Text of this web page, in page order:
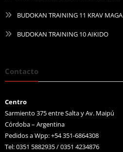
BUDOKAN TRAINING 11 KRAV MAGA
BUDOKAN TRAINING 10 AIKIDO
Contacto
Centro
Sarmiento 375 entre Salta y Av. Maipú
Córdoba – Argentina
Pedidos a Wpp: +54 351-6864308
Tel: 0351 5882935 / 0351 4234876